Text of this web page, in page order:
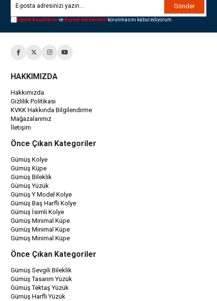
Gönder
Üyelik koşullarınıve kişisel verilerimin korunmasını kabul ediyorum.
HAKKIMIZDA
Hakkımızda
Gizlilik Politikası
KVKK Hakkında Bilgilendirme
Mağazalarımız
İletişim
Önce Çıkan Kategoriler
Gümüş Kolye
Gümüş Küpe
Gümüş Bileklik
Gümüş Yüzük
Gümüş Y Model Kolye
Gümüş Baş Harfli Kolye
Gümüş İsimli Kolye
Gümüş Minimal Küpe
Gümüş Minimal Küpe
Gümüş Minimal Küpe
Önce Çıkan Kategoriler
Gümüş Sevgili Bileklik
Gümüş Tasarım Yüzük
Gümüş Tektaş Yüzük
Gümüş Harfli Yüzük